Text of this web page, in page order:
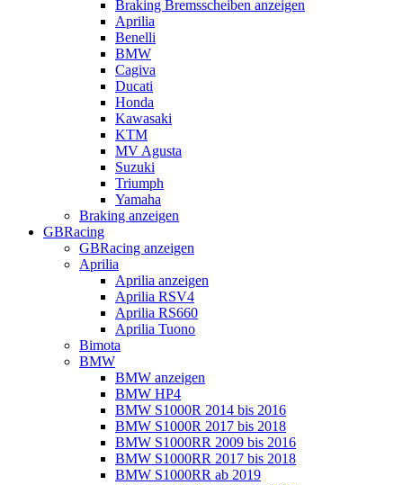
Braking Bremsscheiben anzeigen
Aprilia
Benelli
BMW
Cagiva
Ducati
Honda
Kawasaki
KTM
MV Agusta
Suzuki
Triumph
Yamaha
Braking anzeigen
GBRacing
GBRacing anzeigen
Aprilia
Aprilia anzeigen
Aprilia RSV4
Aprilia RS660
Aprilia Tuono
Bimota
BMW
BMW anzeigen
BMW HP4
BMW S1000R 2014 bis 2016
BMW S1000R 2017 bis 2018
BMW S1000RR 2009 bis 2016
BMW S1000RR 2017 bis 2018
BMW S1000RR ab 2019